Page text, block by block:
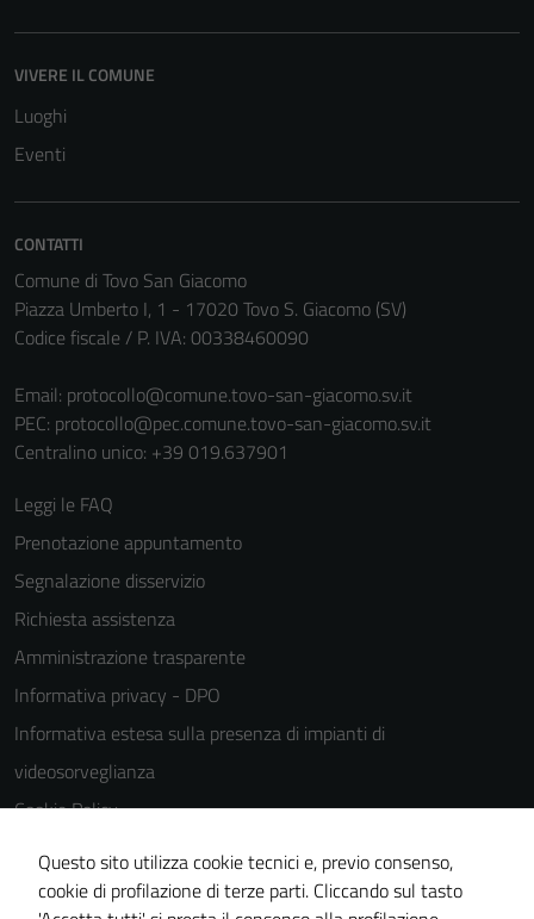
VIVERE IL COMUNE
Luoghi
Eventi
CONTATTI
Comune di Tovo San Giacomo
Piazza Umberto I, 1 - 17020 Tovo S. Giacomo (SV)
Codice fiscale / P. IVA: 00338460090
Email: protocollo@comune.tovo-san-giacomo.sv.it
PEC: protocollo@pec.comune.tovo-san-giacomo.sv.it
Centralino unico: +39 019.637901
Leggi le FAQ
Prenotazione appuntamento
Segnalazione disservizio
Richiesta assistenza
Amministrazione trasparente
Informativa privacy - DPO
Informativa estesa sulla presenza di impianti di
videosorveglianza
Cookie Policy
Note legali
Dichiarazione di accessibilità
Questo sito utilizza cookie tecnici e, previo consenso,
cookie di profilazione di terze parti. Cliccando sul tasto
Tecnici
possono
Questi cookie
non raccolgono
informazioni